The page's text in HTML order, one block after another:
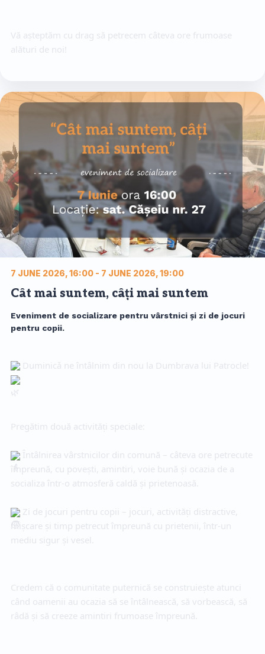
Vă așteptăm cu drag să petrecem câteva ore frumoase
alături de noi!
7 JUNE 2026, 16:00 - 7 JUNE 2026, 19:00
Cât mai suntem, câți mai suntem
Eveniment de socializare pentru vârstnici şi zi de jocuri
pentru copii.
Duminicǎ ne întâlnim din nou la Dumbrava lui Patrocle!
Pregătim două activități speciale:
Întâlnirea vârstnicilor din comună – câteva ore petrecute
împreună, cu povești, amintiri, voie bună și ocazia de a
socializa într-o atmosferă caldă și prietenoasă.
Zi de jocuri pentru copii – jocuri, activități distractive,
mișcare și timp petrecut împreună cu prietenii, într-un
mediu sigur și vesel.
Credem că o comunitate puternică se construiește atunci
când oamenii au ocazia să se întâlnească, să vorbească, să
râdă și să creeze amintiri frumoase împreună.